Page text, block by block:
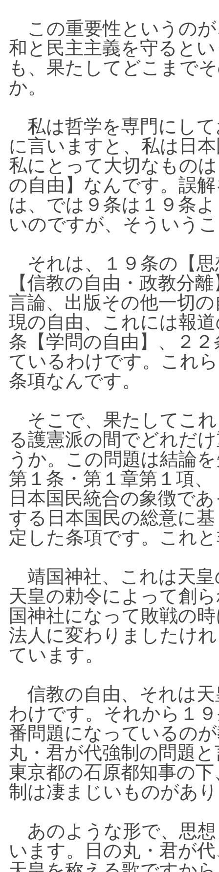
この重要性というのが
和と民主主義を守ると
も、果たしてどこまで
か。
私は哲学を専門にし
に言いますと、私は日
私にとって大切なもの
の自由】なんです。誤
は、では９条は１９条
いのですが、そういう
それは、１９条の【思
【信教の自由・政教分
言論、出版その他一切
現の自由、これには報
条【学問の自由】、２
ているわけです。これ
条項なんです。
そこで、果たしてこ
る護憲派の間でどれだ
うか。この問題は結論
第１条・第１章第１項
日本国民統合の象徴で
する日本国民の総意に
定した条項です。これ
靖国神社、これは天
天皇の勅令によって創
国神社になって敗戦の
法人に変わりましたけ
ています。
信教の自由、それは
わけです。それから１
番問題になっているの
丸・君が代強制の問題
東京都の石原都知事の
制は凄まじいものがあ
あのような形で、思
います。日の丸・君が